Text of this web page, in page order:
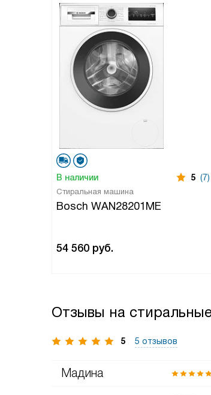
В наличии 5 (7)
Стиральная машина
Bosch WAN28201ME
54 560 руб.
Отзывы на
5 5 отзывов
Мадина